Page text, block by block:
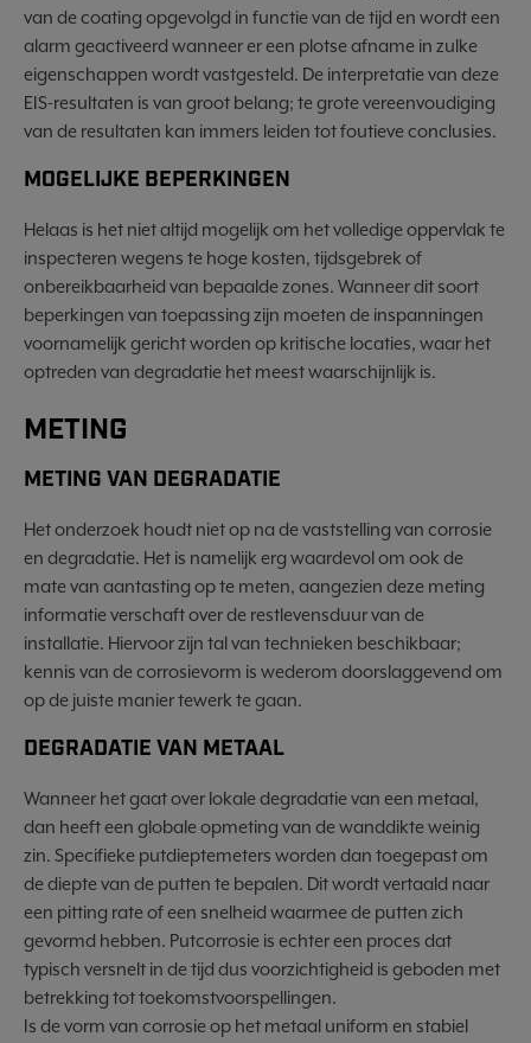
van de coating opgevolgd in functie van de tijd en wordt een
alarm geactiveerd wanneer er een plotse afname in zulke
eigenschappen wordt vastgesteld. De interpretatie van deze
EIS-resultaten is van groot belang; te grote vereenvoudiging
van de resultaten kan immers leiden tot foutieve conclusies.
MOGELIJKE BEPERKINGEN
Helaas is het niet altijd mogelijk om het volledige oppervlak te
inspecteren wegens te hoge kosten, tijdsgebrek of
onbereikbaarheid van bepaalde zones. Wanneer dit soort
beperkingen van toepassing zijn moeten de inspanningen
voornamelijk gericht worden op kritische locaties, waar het
optreden van degradatie het meest waarschijnlijk is.
METING
METING VAN DEGRADATIE
Het onderzoek houdt niet op na de vaststelling van corrosie
en degradatie. Het is namelijk erg waardevol om ook de
mate van aantasting op te meten, aangezien deze meting
informatie verschaft over de restlevensduur van de
installatie. Hiervoor zijn tal van technieken beschikbaar;
kennis van de corrosievorm is wederom doorslaggevend om
op de juiste manier tewerk te gaan.
DEGRADATIE VAN METAAL
Wanneer het gaat over lokale degradatie van een metaal,
dan heeft een globale opmeting van de wanddikte weinig
zin. Specifieke putdieptemeters worden dan toegepast om
de diepte van de putten te bepalen. Dit wordt vertaald naar
een pitting rate of een snelheid waarmee de putten zich
gevormd hebben. Putcorrosie is echter een proces dat
typisch versnelt in de tijd dus voorzichtigheid is geboden met
betrekking tot toekomstvoorspellingen.
Is de vorm van corrosie op het metaal uniform en stabiel